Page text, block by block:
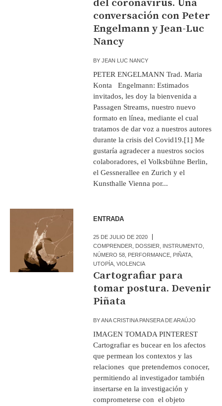
del coronavirus. Una
conversación con Peter
Engelmann y Jean-Luc
Nancy
BYJEAN LUC NANCY
PETER ENGELMANN Trad. Maria
Konta Engelmann: Estimados
invitados, les doy la bienvenida a
Passagen Streams, nuestro nuevo
formato en línea, mediante el cual
tratamos de dar voz a nuestros autores
durante la crisis del Covid19.[1] Me
gustaría agradecer a nuestros socios
colaboradores, el Volksbühne Berlin,
el Gessnerallee en Zurich y el
Kunsthalle Vienna por...
ENTRADA
25 DE JULIO DE 2020
COMPRENDER
DOSSIER INSTRUMENTO
NÚMERO 58 PERFORMANCE PIÑATA
UTOPÍA ,VIOLENCIA
Cartografiar para
tomar postura. Devenir
Piñata
BYANA CRISTINA PANSERA DE ARAÚJO
IMAGEN TOMADA PINTEREST
Cartografiar es bucear en los afectos
que permean los contextos y las
relaciones que pretendemos conocer,
permitiendo al investigador también
insertarse en la investigación y
comprometerse con el objeto